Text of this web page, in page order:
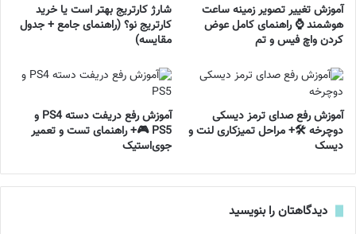
آموزش تغییر تصویر زمینه ساعت
هوشمند ⌚ راهنمای کامل عوض
کردن واچ فیس و تم
شارژ کارتریج بهتر است یا خرید
کارتریج نو؟ (راهنمای جامع + جدول
مقایسه)
آموزش رفع صدای ترمز دیسکی
دوچرخه 🛠️+ مراحل تمیزکاری لنت و
دیسک
آموزش رفع دریفت دسته PS4 و
PS5 🎮+ راهنمای تست و تعمیر
جوی‌استیک
دیدگاهتان را بنویسید